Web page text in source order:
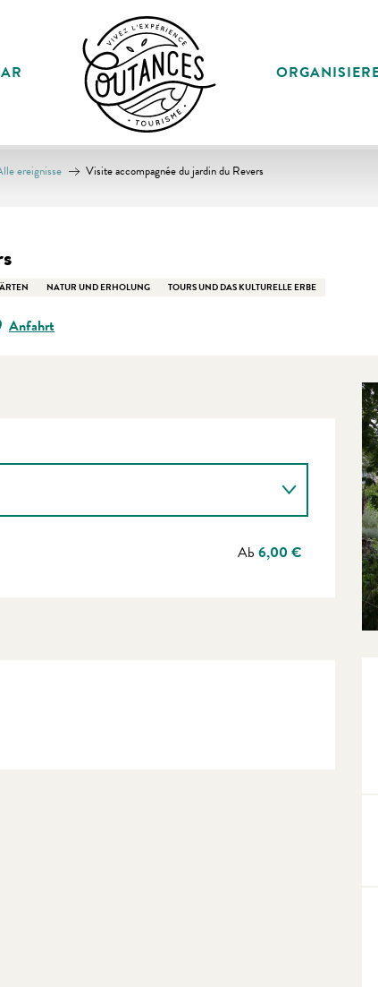
ereignisse Visite accompagnée du jardin du Revers
NATUR UND ERHOLUNG TOURS UND DAS KULTURELLE ERBE
Anfahrt
Ab6,00 €